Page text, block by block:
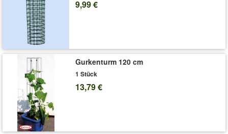
9,99 €
Gurkenturm 120 cm
1 Stück
13,79 €